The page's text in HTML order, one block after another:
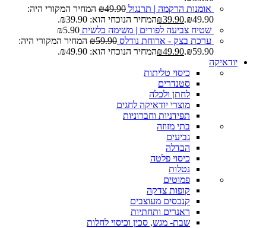
אומנות הרקמה | תרנגול
₪49.90
המחיר המקורי היה:
₪49.90.
₪39.90
המחיר הנוכחי הוא: ₪39.90.
שטיח צביעה לפורים | משימה בלשית
₪5.90
ערכת בצק - ארוחת נודלס
₪59.90
המחיר המקורי היה:
₪59.90.
₪49.90
המחיר הנוכחי הוא: ₪49.90.
יודאיקה
כיסוי טליתות
סטנדרים
לחתן ולכלה
מוצרי יודאיקה לחגים
תפידניות וחברוניות
בתי מזוזה
גביעים
הבדלה
כיסוי פלטה
נטלות
פמוטים
קופות צדקה
קנבסים מעוצבים
ראנרים ותחתיות
שבת- מגש, סכין וכיסוי לחלות